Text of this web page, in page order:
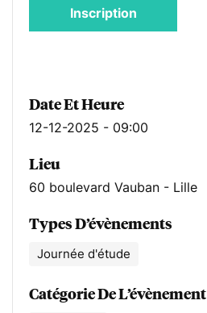
Inscription
Date Et Heure
12-12-2025 - 09:00
Lieu
60 boulevard Vauban - Lille
Types D’évènements
Journée d'étude
Catégorie De L’évènement